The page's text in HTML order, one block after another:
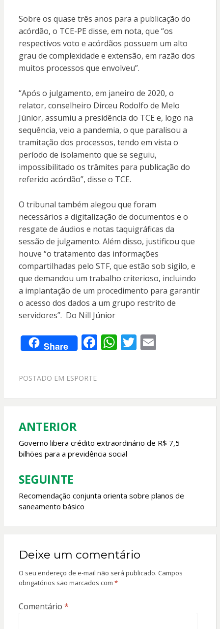
Sobre os quase três anos para a publicação do
acórdão, o TCE-PE disse, em nota, que “os
respectivos voto e acórdãos possuem um alto
grau de complexidade e extensão, em razão dos
muitos processos que envolveu”.
“Após o julgamento, em janeiro de 2020, o
relator, conselheiro Dirceu Rodolfo de Melo
Júnior, assumiu a presidência do TCE e, logo na
sequência, veio a pandemia, o que paralisou a
tramitação dos processos, tendo em vista o
período de isolamento que se seguiu,
impossibilitado os trâmites para publicação do
referido acórdão”, disse o TCE.
O tribunal também alegou que foram
necessários a digitalização de documentos e o
resgate de áudios e notas taquigráficas da
sessão de julgamento. Além disso, justificou que
houve “o tratamento das informações
compartilhadas pelo STF, que estão sob sigilo, e
que demandou um trabalho criterioso, incluindo
a implantação de um procedimento para garantir
o acesso dos dados a um grupo restrito de
servidores”. Do Nill Júnior
Share F
o
k
W
A
p
T E
POSTADO EM ESPORTE
Navegação
de
Post
ANTERIOR
Governo libera crédito extraordinário de R$ 7,5
bilhões para a previdência social
SEGUINTE
Recomendação conjunta orienta sobre planos de
saneamento básico
Deixe um comentário
O seu endereço de e-mail não será publicado. Campos
obrigatórios são marcados com *
Comentário *